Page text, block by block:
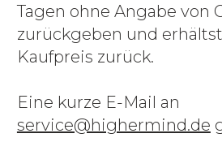
Tagen ohne Angabe von
zurückgeben und
Kaufpreis zurück.
Eine kurze E-Mail an
service@highermind.de